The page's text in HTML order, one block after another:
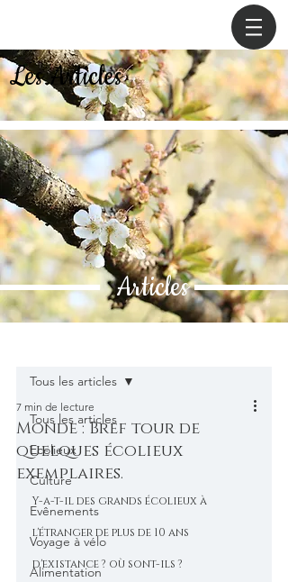
Tous les articles
Ecolieux
Culture
Evênements
Voyage à vélo
Alimentation
Tous les articles
Monde : Bref tour de
quelques écolieux
exemplaires.
7 min de lecture
Y-a-t-il des grands écolieux à
l'étranger de plus de 10 ans
d'existance ? où sont-ils ?
Articles
Les Articles